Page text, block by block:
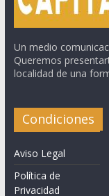
Un medio
Queremos
localidad de una
Condiciones
Aviso Legal
Política de
Privacidad